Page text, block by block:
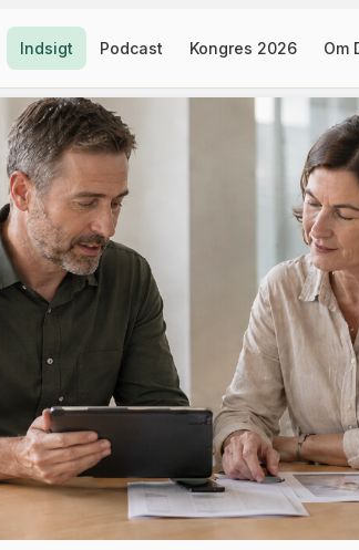
Indsigt Podcast Kongres 2026 Om